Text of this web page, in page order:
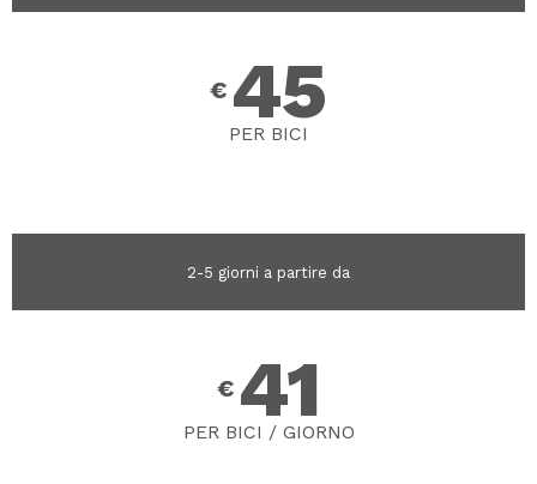
€ 45
PER BICI
2-5 giorni a partire da
€ 41
PER BICI / GIORNO